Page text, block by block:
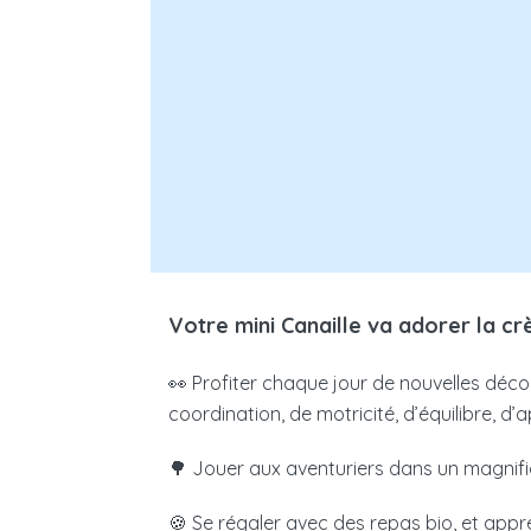
Les résultats obtenus n'ont qu'une
crèche ouvre droit à un crédit
Votre mini Canaille va adorer la
👀 Profiter chaque jour de nouvelles
coordination, de motricité, d’équilibre,
🌳 Jouer aux aventuriers dans un
🍪 Se régaler avec des repas bio, et